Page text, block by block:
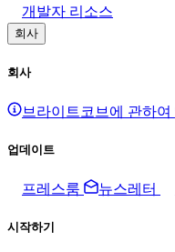
개발자 리소스
회사
회사
브라이트코브에 관하여
업데이트
프레스룸 뉴스레터
시작하기